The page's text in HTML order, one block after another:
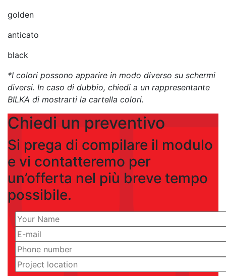
golden
anticato
black
*I colori possono apparire in modo diverso su schermi
diversi. In caso di dubbio, chiedi a un rappresentante
BILKA di mostrarti la cartella colori.
Chiedi un preventivo
Si prega di compilare il modulo
e vi contatteremo per
un’offerta nel più breve tempo
possibile.